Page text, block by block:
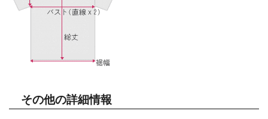
その他の詳細情報